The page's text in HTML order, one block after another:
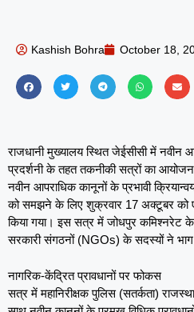
Kashish Bohra October 18,
राजधानी मुख्यालय स्थित जेईसीसी में
प्रदर्शनी के तहत तकनीकी सत्रों का आयोजन
नवीन आपराधिक कानूनों के प्रभावी
को समझने के लिए शुक्रवार 17 अक्टूबर को
किया गया। इस सत्र में जोधपुर कमिश्नरेट के
सरकारी संगठनों (NGOs) के सदस्यों ने भाग
नागरिक-केंद्रित प्रावधानों पर फोकस
सत्र में महानिरीक्षक पुलिस (सतर्कता)